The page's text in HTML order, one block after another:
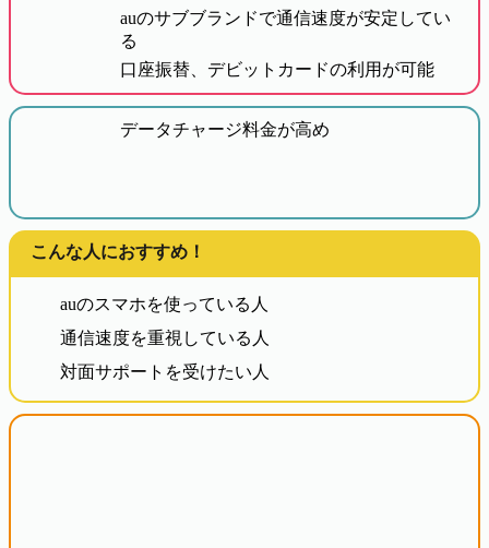
auのサブブランドで通信速度が安定してい
る
口座振替、デビットカードの利用が可能
データチャージ料金が高め
こんな人におすすめ！
auのスマホを使っている人
通信速度を重視している人
対面サポートを受けたい人